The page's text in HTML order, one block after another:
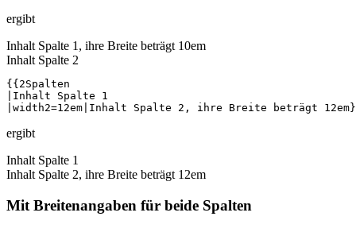
ergibt
Inhalt Spalte 1, ihre Breite beträgt 10em
Inhalt Spalte 2
{{2Spalten
|Inhalt Spalte 1
|width2=12em|Inhalt Spalte 2, ihre Breite beträgt
ergibt
Inhalt Spalte 1
Inhalt Spalte 2, ihre Breite beträgt 12em
Mit Breitenangaben für beide Spalten